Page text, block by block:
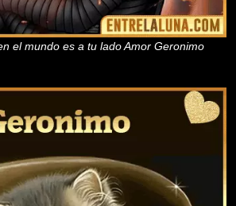
el mundo es a tu lado Amor Geronimo